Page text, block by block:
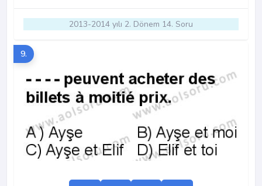
2013-2014 yılı 2. Dönem 14. Soru
9.